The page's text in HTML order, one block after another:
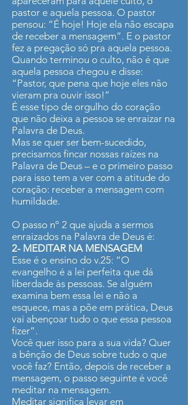
pastor e aquela pessoa. O pastor
pensou: “É hoje! Hoje ela não escapa
de receber a mensagem”. E o pastor
fez a pregação só pra aquela pessoa.
Quando terminou o culto, não é que
aquela pessoa chegou e disse:
“Pastor, que pena que hoje eles não
vieram pra ouvir isso!”
É esse tipo de orgulho do coração
que não deixa a pessoa se enraizar na
Palavra de Deus.
Mas se quer ser bem-sucedido,
precisamos fincar nossas raízes na
Palavra de Deus – e o primeiro passo
para isso tem a ver com a atitude do
coração: receber a mensagem com
humildade.
O passo nº 2 que ajuda a sermos
enraizados na Palavra de Deus é:
2- MEDITAR NA MENSAGEM
Esse é o ensino do v.25: “O
evangelho é a lei perfeita que dá
liberdade às pessoas. Se alguém
examina bem essa lei e não a
esquece, mas a põe em prática, Deus
vai abençoar tudo o que essa pessoa
fizer”.
Você quer isso para a sua vida? Quer
a bênção de Deus sobre tudo o que
você faz? Então, depois de receber a
mensagem, o passo seguinte é você
meditar na mensagem.
Meditar significa levar em